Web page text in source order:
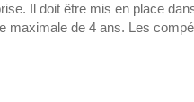
Il doit être mis en place
maximale de 4 ans. Les